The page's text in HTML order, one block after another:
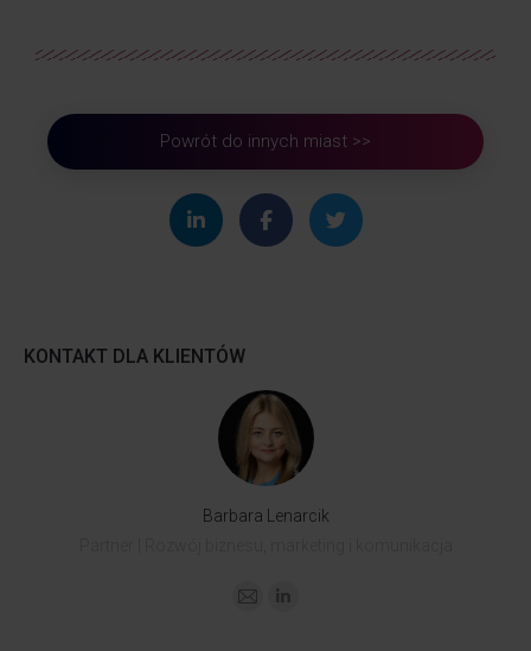
Powrót do innych miast >>
KONTAKT DLA KLIENTÓW
Barbara Lenarcik